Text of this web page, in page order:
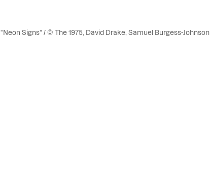
“Neon Signs” / © The 1975, David Drake, Samuel Burgess-Johnson